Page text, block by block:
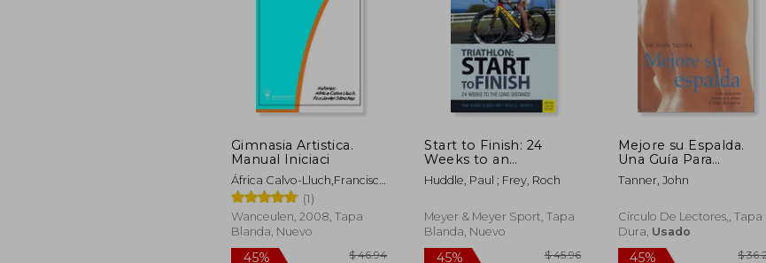
45%
dcto.
$ 44.84 40%
dcto.
$ 118.82
Gimnasia Artistica.
Manual Iniciaci
África Calvo-Lluch,Francisco
Javier Sánchez Vázquez
(1)
Wanceulen, 2008, Tapa
Blanda, Nuevo
Start to Finish: 24
Weeks to an
Endurance Triathlon
(en Inglés)
Huddle, Paul ; Frey, Roch
Meyer & Meyer Sport, Tapa
Blanda, Nuevo
Mejore su Espalda.
Una Guía Para
Prevenir y Trata el
Dolor de Espalda
Tanner, John
Círculo De Lectores,, Tapa
Dura, Usado